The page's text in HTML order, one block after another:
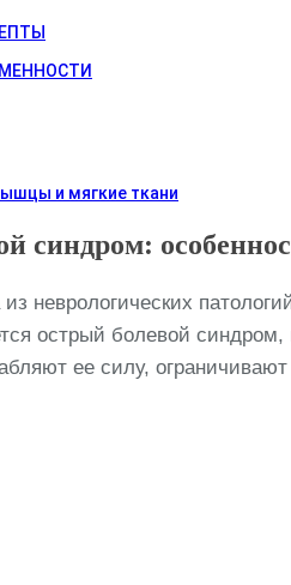
и мягкие ткани
синдром:
неврологических
острый болевой
ее силу, ограничивают